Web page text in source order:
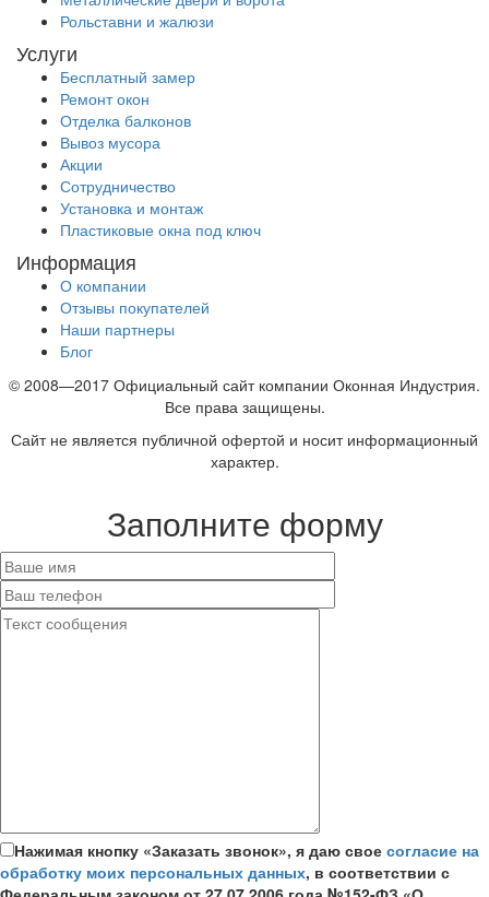
Рольставни и жалюзи
Услуги
Бесплатный замер
Ремонт окон
Отделка балконов
Вывоз мусора
Акции
Сотрудничество
Установка и монтаж
Пластиковые окна под ключ
Информация
О компании
Отзывы покупателей
Наши партнеры
Блог
© 2008—2017 Официальный сайт компании Оконная Индустрия.
Все права защищены.
Сайт не является публичной офертой и носит информационный
характер.
Заполните форму
Нажимая кнопку «Заказать звонок», я даю свое согласие на
обработку моих персональных данных, в соответствии с